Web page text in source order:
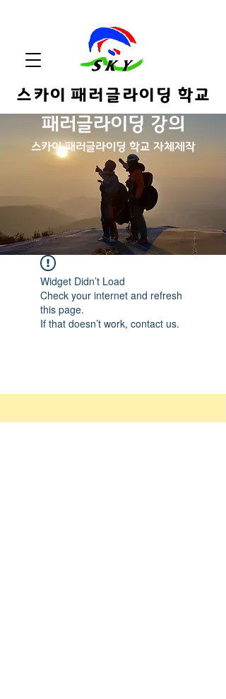
스카이 패러글라이딩 학교
패러글라이딩 강의
스카이 패러글라이딩 학교 자체제작
Widget Didn’t Load
Check your internet and refresh
this page.
If that doesn’t work, contact us.